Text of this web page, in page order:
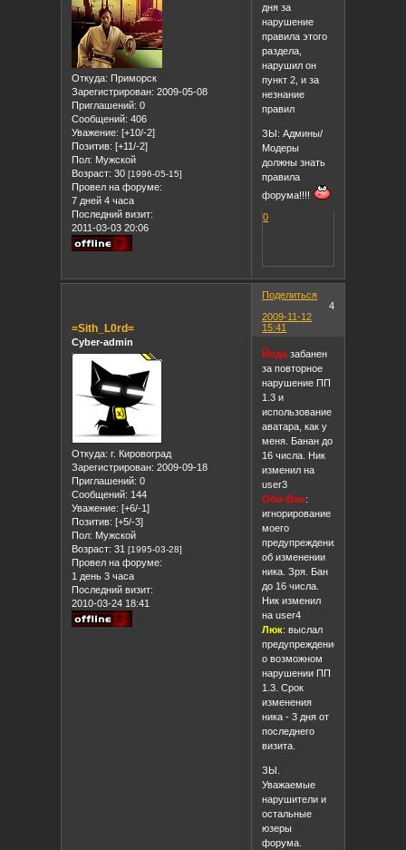
Откуда: Приморск
Зарегистрирован: 2009-05-08
Приглашений: 0
Сообщений: 406
Уважение: [+10/-2]
Позитив: [+11/-2]
Пол: Мужской
Возраст: 30[1996-05-15]
Провел на форуме:
7 дней 4 часа
Последний визит:
2011-03-03 20:06
дня за
нарушение
правила этого
раздела,
нарушил он
пункт 2, и за
незнание
правил
ЗЫ: Админы/
Модеры
должны знать
правила
форума!!!!
0
Поделиться
4
2009-11-12
15:41
=Sith_L0rd=
Cyber-admin
Откуда: г. Кировоград
Зарегистрирован: 2009-09-18
Приглашений: 0
Сообщений: 144
Уважение: [+6/-1]
Позитив: [+5/-3]
Пол: Мужской
Возраст: 31[1995-03-28]
Провел на форуме:
1 день 3 часа
Последний визит:
2010-03-24 18:41
Йода забанен
за повторное
нарушение ПП
1.3 и
использование
аватара, как у
меня. Банан до
16 числа. Ник
изменил на
user3
Оби-Ван:
игнорирование
моего
предупреждения
об изменении
ника. Зря. Бан
до 16 числа.
Ник изменил
на user4
Люк: выслал
предупреждение
о возможном
нарушении ПП
1.3. Срок
изменения
ника - 3 дня от
последнего
визита.
ЗЫ.
Уважаемые
нарушители и
остальные
юзеры
форума.